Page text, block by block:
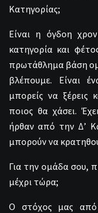
Κατηγορίας;
Είναι η όγδοη
κατηγορία και
πρωτάθλημα βάση
βλέπουμε. Είναι
μπορείς να ξέρεις
ποιος θα χάσει.
ήρθαν από την Δ’
μπορούν να
Για την ομάδα σου,
μέχρι τώρα;
Ο στόχος μας